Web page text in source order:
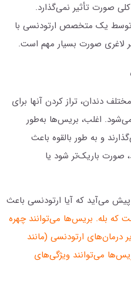
کلی صورت تأثیر نمی‌گذارد.
توسط یک متخصص ارتودنسی با
لاغری صورت بسیار مهم است.
دندان، تراز کردن آنها برای
اغلب، بریس‌ها به‌طور
و به طور بالقوه باعث
صورت باریک‌تر شود یا
پیش می‌آید که آیا ارتودنسی باعث
که بله. بریس‌ها می‌توانند چهره
درمان‌های ارتودنسی (مانند
می‌توانند ویژگی‌های